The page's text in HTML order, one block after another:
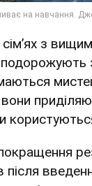
з
після